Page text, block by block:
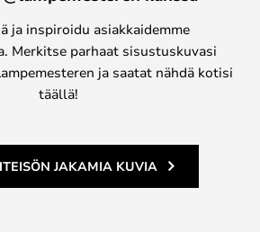
ja inspiroidu asiakkaidemme
Merkitse parhaat sisustuskuvasi
ja saatat nähdä kotisi
täällä!
JAKAMIA KUVIA